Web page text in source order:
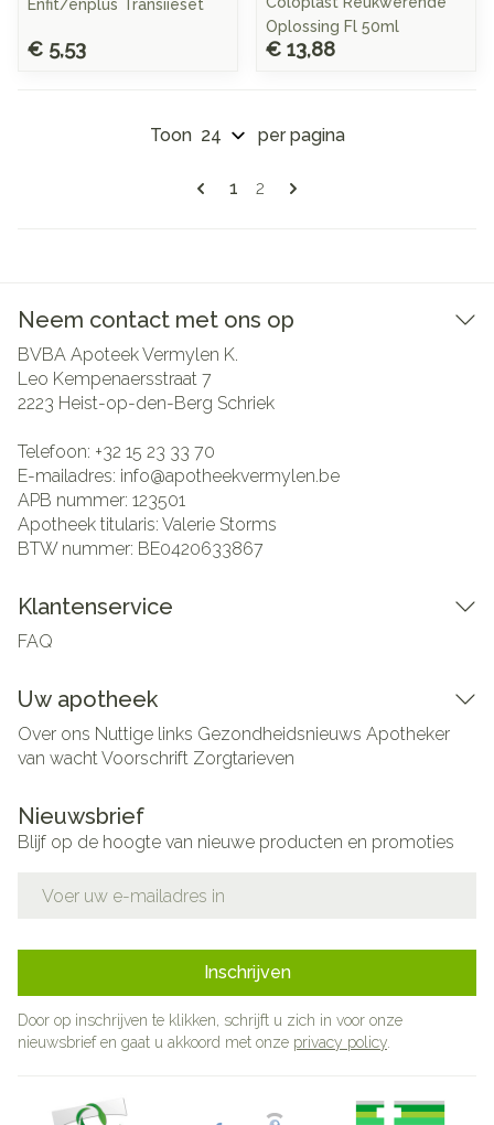
Enfit/enplus Transiieset
€ 5,53
Oplossing Fl 50ml
€ 13,88
Pagina's
U lees momenteel pagina
1 Pagina
2
Toon per pagina
Neem contact met ons op
BVBA Apoteek Vermylen K.
Leo Kempenaersstraat 7
2223 Heist-op-den-Berg Schriek
Telefoon: +32 15 23 33 70
E-mailadres: info@apotheekvermylen.be
APB nummer: 123501
Apotheek titularis: Valerie Storms
BTW nummer: BE0420633867
Klantenservice
FAQ
Uw apotheek
Over ons Nuttige links Gezondheidsnieuws Apotheker
van wachtVoorschrift Zorgtarieven
Nieuwsbrief
Blijf op de hoogte van nieuwe producten en promoties
Inschrijven
Door op inschrijven te klikken, schrijft u zich in voor onze
nieuwsbrief en gaat u akkoord met onze privacy policy